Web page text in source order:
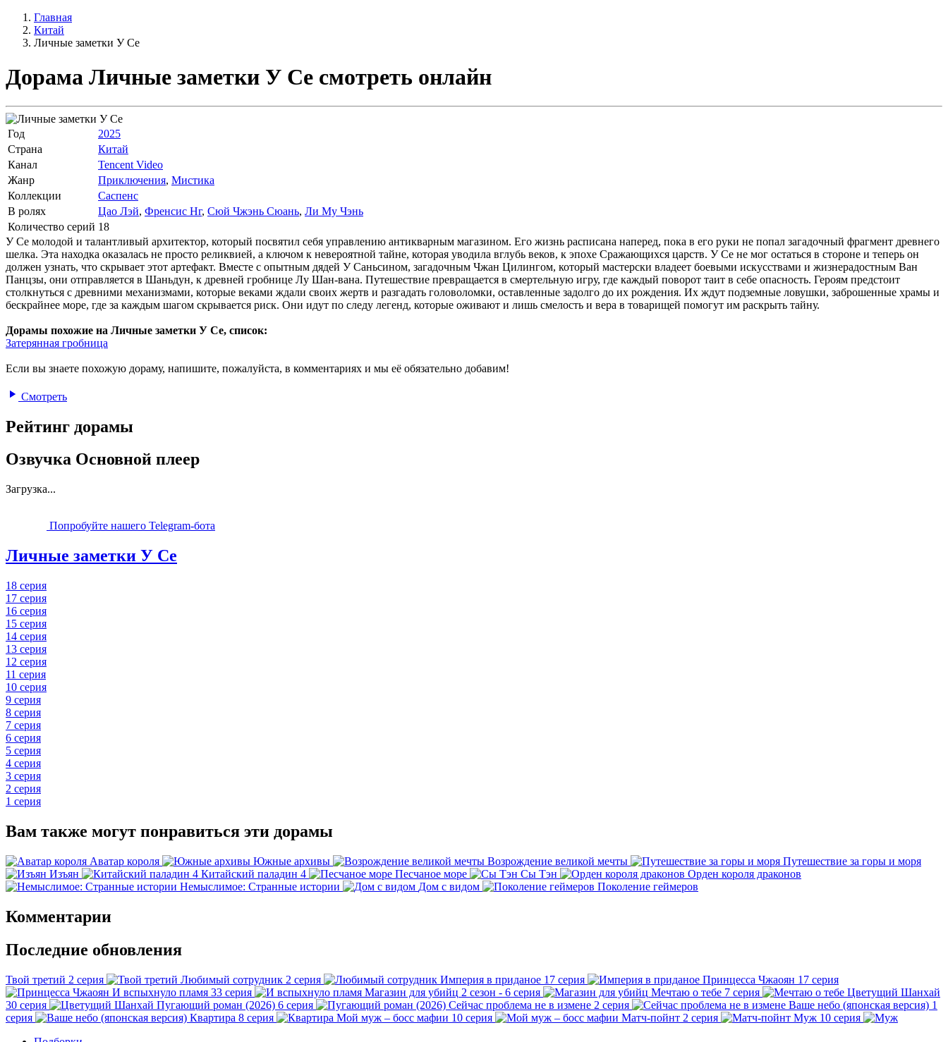
Главная
Китай
Личные заметки У Се
Дорама Личные заметки У Се смотреть онлайн
Год
2025
Страна
Китай
Канал
Tencent Video
Жанр
Приключения, Мистика
Коллекции
Саспенс
В ролях
Цао Лэй, Френсис Нг, Сюй Чжэнь Сюань, Ли Му Чэнь
Количество серий 18
У Се молодой и талантливый архитектор, который посвятил себя управлению антикварным магазином. Его жизнь расписана наперед, пока в его руки не попал загадочный фрагмент древнего
шелка. Эта находка оказалась не просто реликвией, а ключом к невероятной тайне, которая уводила вглубь веков, к эпохе Сражающихся царств. У Се не мог остаться в стороне и теперь он
должен узнать, что скрывает этот артефакт. Вместе с опытным дядей У Саньсином, загадочным Чжан Цилингом, который мастерски владеет боевыми искусствами и жизнерадостным Ван
Панцзы, они отправляется в Шаньдун, к древней гробнице Лу Шан-вана. Путешествие превращается в смертельную игру, где каждый поворот таит в себе опасность. Героям предстоит
столкнуться с древними механизмами, которые веками ждали своих жертв и разгадать головоломки, оставленные задолго до их рождения. Их ждут подземные ловушки, заброшенные храмы и
бескрайнее море, где за каждым шагом скрывается риск. Они идут по следу легенд, которые оживают и лишь смелость и вера в товарищей помогут им раскрыть тайну.
Дорамы похожие на Личные заметки У Се, список:
Затерянная гробница
Если вы знаете похожую дораму, напишите, пожалуйста, в комментариях и мы её обязательно добавим!
Смотреть
Рейтинг дорамы
Озвучка Основной плеер
Загрузка...
Попробуйте нашего Telegram-бота
Личные заметки У Се
18 серия
17 серия
16 серия
15 серия
14 серия
13 серия
12 серия
11 серия
10 серия
9 серия
8 серия
7 серия
6 серия
5 серия
4 серия
3 серия
2 серия
1 серия
Вам также могут понравиться эти дорамы
Аватар короля Южные архивы Возрождение великой мечты
Путешествие за горы и моря
Изъян
Китайский паладин 4 Песчаное море Сы Тэн
Орден короля драконов
Немыслимое: Странные истории
Дом с видом Поколение геймеров
Комментарии
Последние обновления
Твой третий 2 серия Любимый сотрудник 2 серия Империя в приданое 17 серия Принцесса Чжаоян 17 серия
И вспыхнуло пламя 33 серия Магазин для убийц 2 сезон - 6 серия Мечтаю о тебе 7 серия
Цветущий Шанхай
30 серия
Пугающий роман (2026) 6 серия Сейчас проблема не в измене 2 серия Ваше небо (японская версия) 1
серия
Квартира 8 серия Мой муж – босс мафии 10 серия Матч-пойнт 2 серия Муж 10 серия